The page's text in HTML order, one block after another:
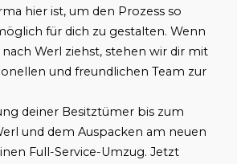
hier ist, um den Prozess so
für dich zu gestalten. Wenn
Werl ziehst, stehen wir dir mit
und freundlichen Team zur
deiner Besitztümer bis zum
und dem Auspacken am neuen
Full-Service-Umzug. Jetzt